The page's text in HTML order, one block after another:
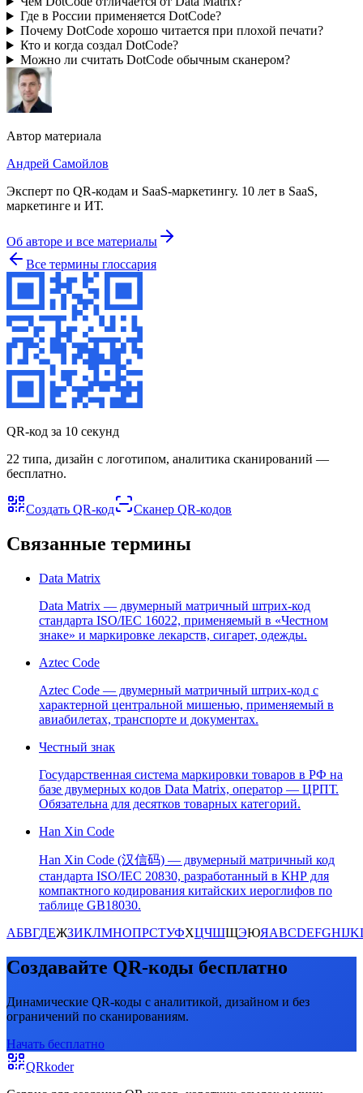
Где в России применяется DotCode?
Почему DotCode хорошо читается при плохой печати?
Кто и когда создал DotCode?
Можно ли считать DotCode обычным сканером?
Автор материала
Андрей Самойлов
Эксперт по QR-кодам и SaaS-маркетингу. 10 лет в SaaS,
маркетинге и ИТ.
Об авторе и все материалы
Все термины глоссария
QR-код за 10 секунд
22 типа, дизайн с логотипом, аналитика сканирований —
бесплатно.
Создать QR-код Сканер QR-кодов
Связанные термины
Data Matrix
Data Matrix — двумерный матричный штрих-код
стандарта ISO/IEC 16022, применяемый в «Честном
знаке» и маркировке лекарств, сигарет, одежды.
Aztec Code
Aztec Code — двумерный матричный штрих-код с
характерной центральной мишенью, применяемый в
авиабилетах, транспорте и документах.
Честный знак
Государственная система маркировки товаров в РФ на
базе двумерных кодов Data Matrix, оператор — ЦРПТ.
Обязательна для десятков товарных категорий.
Han Xin Code
Han Xin Code (汉信码) — двумерный матричный код
стандарта ISO/IEC 20830, разработанный в КНР для
компактного кодирования китайских иероглифов по
таблице GB18030.
АБВГДЕЖЗИКЛМНОПРСТУФХЦЧШЩЭЮЯABCDEFGHIJK
Создавайте QR-коды бесплатно
Динамические QR-коды с аналитикой, дизайном и без
ограничений по сканированиям.
Начать бесплатно
QRkoder